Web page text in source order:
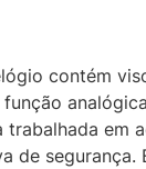
contém
trabalhada em
de segurança.